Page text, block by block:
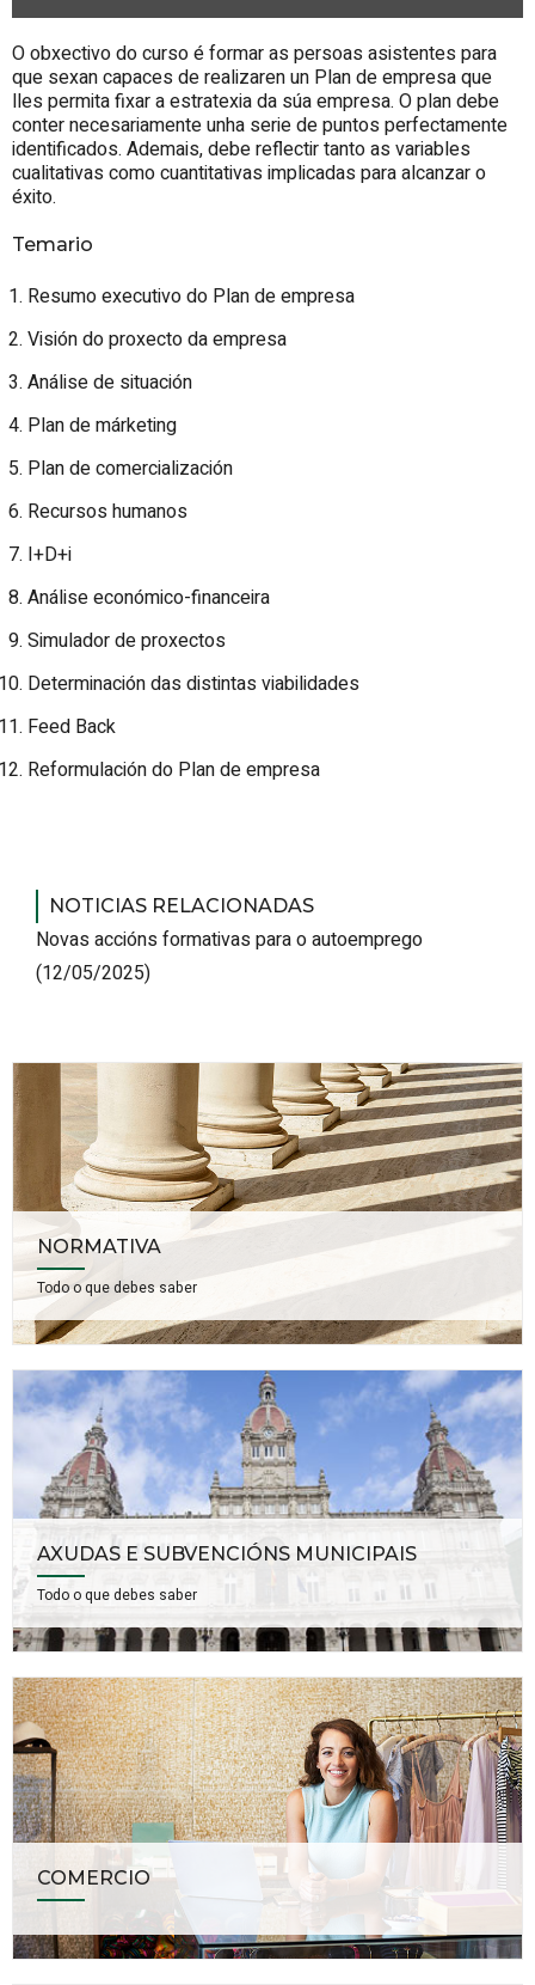
O obxectivo do curso é formar as persoas asistentes para
que sexan capaces de realizaren un Plan de empresa que
lles permita fixar a estratexia da súa empresa. O plan debe
conter necesariamente unha serie de puntos perfectamente
identificados. Ademais, debe reflectir tanto as variables
cualitativas como cuantitativas implicadas para alcanzar o
éxito.
Temario
Resumo executivo do Plan de empresa
Visión do proxecto da empresa
Análise de situación
Plan de márketing
Plan de comercialización
Recursos humanos
I+D+i
Análise económico-financeira
Simulador de proxectos
Determinación das distintas viabilidades
Feed Back
Reformulación do Plan de empresa
NOTICIAS RELACIONADAS
Novas accións formativas para o autoemprego
(12/05/2025)
NORMATIVA
Todo o que debes saber
AXUDAS E SUBVENCIÓNS MUNICIPAIS
Todo o que debes saber
COMERCIO